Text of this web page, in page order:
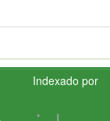
Indexado por